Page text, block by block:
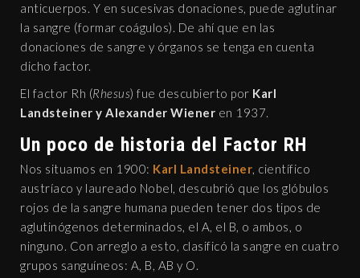
anticuerpos. Y en sucesivas donaciones, puede aglutinar
la sangre (formar coágulos).​ De ahí que en las
donaciones de sangre y órganos se tenga en cuenta
dicho factor.
El factor Rh (Rhesus) fue descubierto por Karl
Landsteiner y Alexander Wiener en 1937.
Un poco de historia del Factor RH
Nos situamos en 1900: Karl Landsteiner, científico
austríaco y laureado Nobel, descubrió que los glóbulos
rojos de la sangre humana pueden tener dos tipos de
aglutinógenos determinados, el A, el B, o ambos, o
ninguno. Con arreglo a esto, clasificó la sangre en cuatro
grupos sanguíneos: A, B, AB y O.